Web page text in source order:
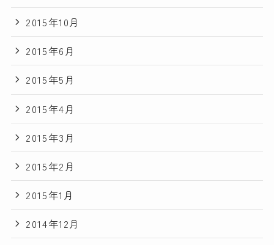
2015年10月
2015年6月
2015年5月
2015年4月
2015年3月
2015年2月
2015年1月
2014年12月